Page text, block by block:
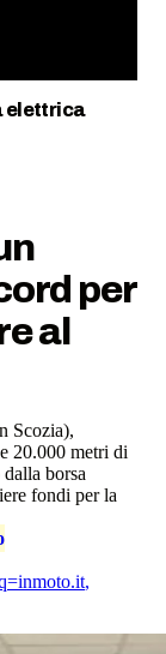
elettrica
per
al
Scozia),
20.000 metri di
borsa
fondi per la
,